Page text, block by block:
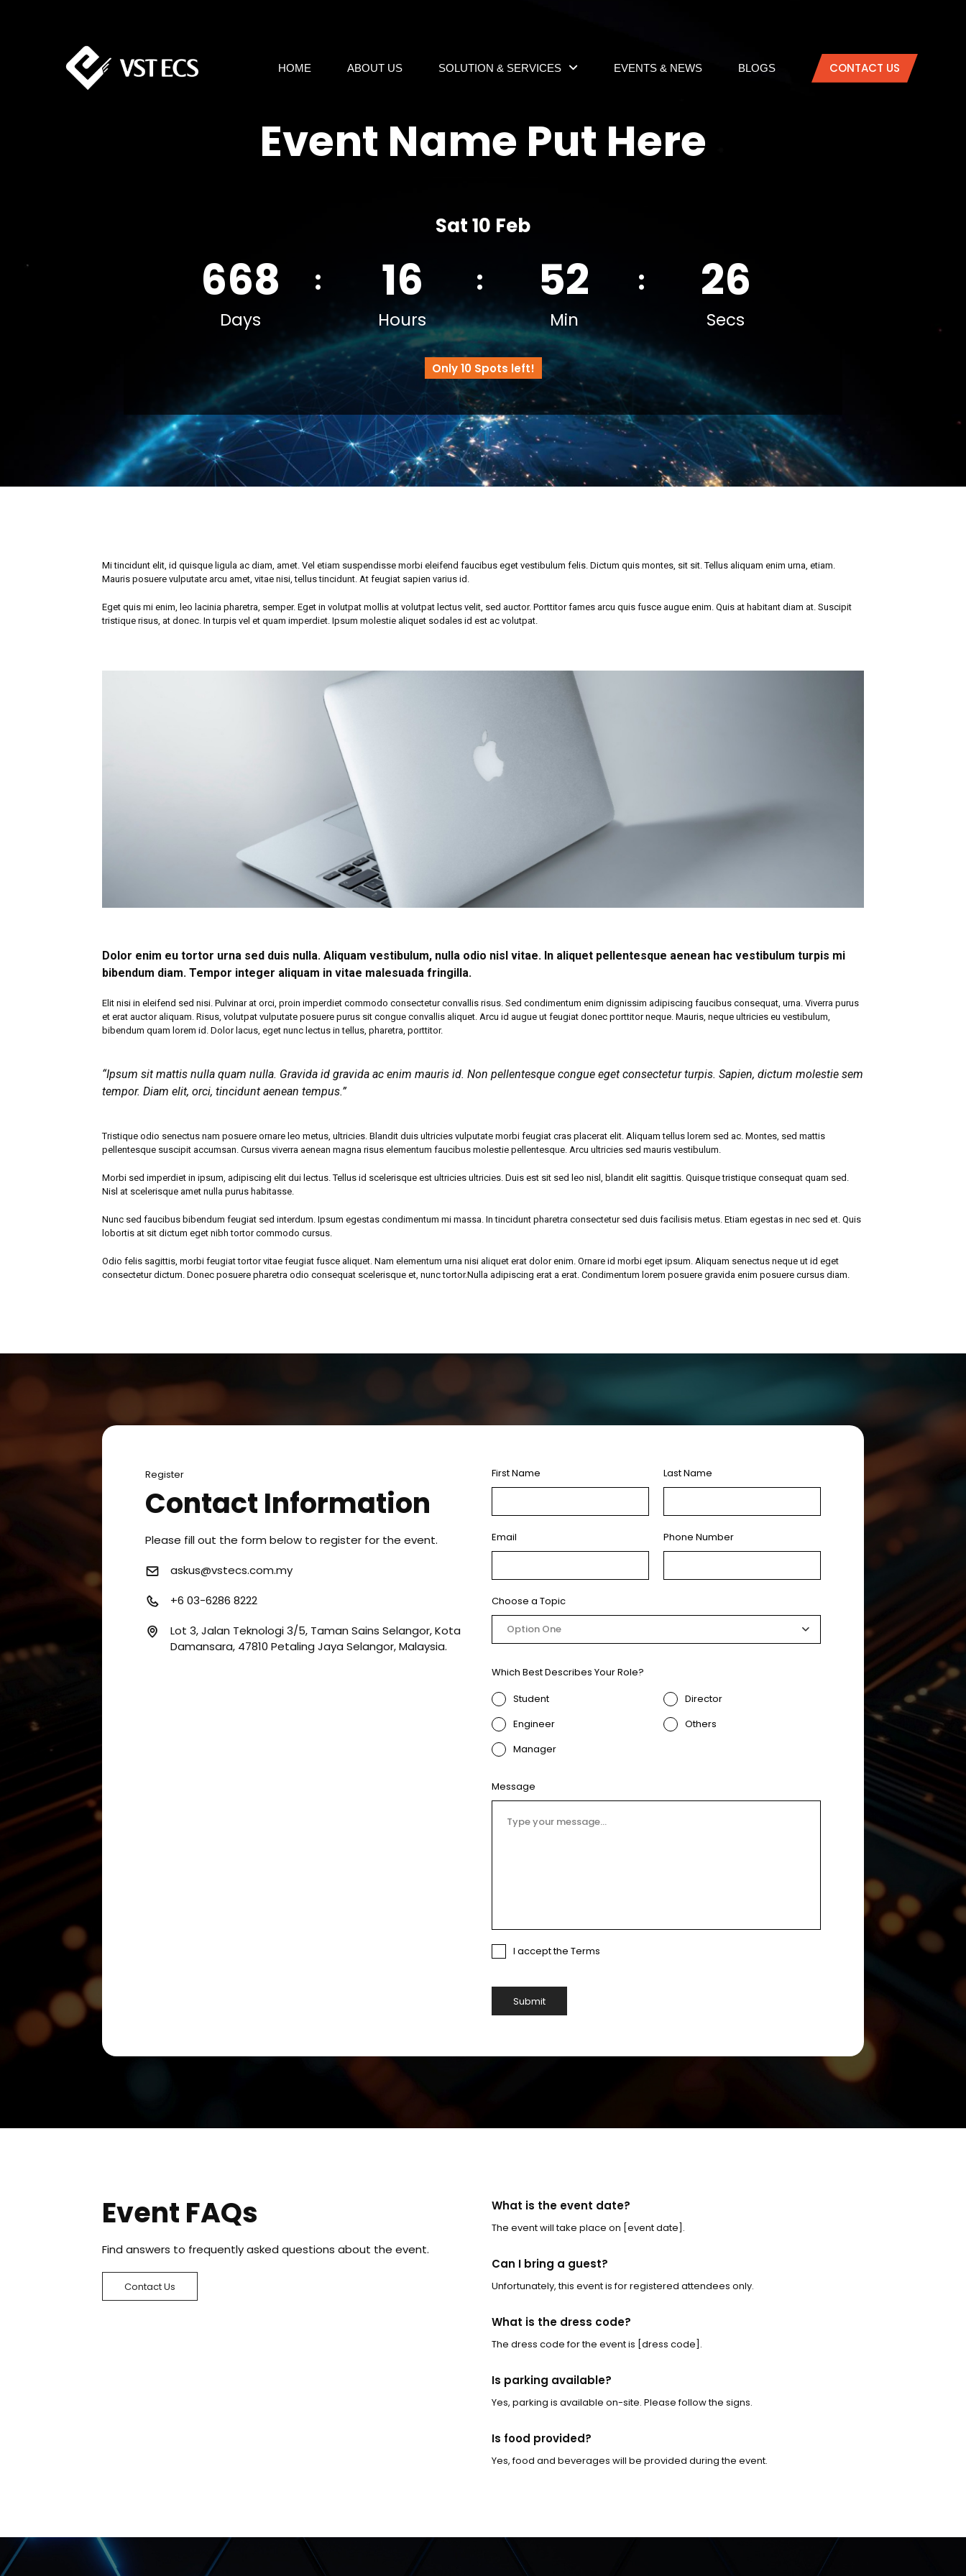
CONTACT US
HOME ABOUT US SOLUTION & SERVICES EVENTS & NEWS BLOGS
Event Name Put Here
Sat 10 Feb
668
Days
16
Hours
52
Min
27
Secs
Only 10 Spots left!
Mi tincidunt elit, id quisque ligula ac diam, amet. Vel etiam suspendisse morbi eleifend faucibus eget vestibulum felis. Dictum quis montes, sit sit. Tellus aliquam enim urna, etiam.
Mauris posuere vulputate arcu amet, vitae nisi, tellus tincidunt. At feugiat sapien varius id.
Eget quis mi enim, leo lacinia pharetra, semper. Eget in volutpat mollis at volutpat lectus velit, sed auctor. Porttitor fames arcu quis fusce augue enim. Quis at habitant diam at. Suscipit
tristique risus, at donec. In turpis vel et quam imperdiet. Ipsum molestie aliquet sodales id est ac volutpat.
Dolor enim eu tortor urna sed duis nulla. Aliquam vestibulum, nulla odio nisl vitae. In aliquet pellentesque aenean hac vestibulum turpis mi
bibendum diam. Tempor integer aliquam in vitae malesuada fringilla.
Elit nisi in eleifend sed nisi. Pulvinar at orci, proin imperdiet commodo consectetur convallis risus. Sed condimentum enim dignissim adipiscing faucibus consequat, urna. Viverra purus
et erat auctor aliquam. Risus, volutpat vulputate posuere purus sit congue convallis aliquet. Arcu id augue ut feugiat donec porttitor neque. Mauris, neque ultricies eu vestibulum,
bibendum quam lorem id. Dolor lacus, eget nunc lectus in tellus, pharetra, porttitor.
“Ipsum sit mattis nulla quam nulla. Gravida id gravida ac enim mauris id. Non pellentesque congue eget consectetur turpis. Sapien, dictum molestie sem
tempor. Diam elit, orci, tincidunt aenean tempus.”
Tristique odio senectus nam posuere ornare leo metus, ultricies. Blandit duis ultricies vulputate morbi feugiat cras placerat elit. Aliquam tellus lorem sed ac. Montes, sed mattis
pellentesque suscipit accumsan. Cursus viverra aenean magna risus elementum faucibus molestie pellentesque. Arcu ultricies sed mauris vestibulum.
Morbi sed imperdiet in ipsum, adipiscing elit dui lectus. Tellus id scelerisque est ultricies ultricies. Duis est sit sed leo nisl, blandit elit sagittis. Quisque tristique consequat quam sed.
Nisl at scelerisque amet nulla purus habitasse.
Nunc sed faucibus bibendum feugiat sed interdum. Ipsum egestas condimentum mi massa. In tincidunt pharetra consectetur sed duis facilisis metus. Etiam egestas in nec sed et. Quis
lobortis at sit dictum eget nibh tortor commodo cursus.
Odio felis sagittis, morbi feugiat tortor vitae feugiat fusce aliquet. Nam elementum urna nisi aliquet erat dolor enim. Ornare id morbi eget ipsum. Aliquam senectus neque ut id eget
consectetur dictum. Donec posuere pharetra odio consequat scelerisque et, nunc tortor.Nulla adipiscing erat a erat. Condimentum lorem posuere gravida enim posuere cursus diam.
Register
Contact Information
Please fill out the form below to register for the event.
askus@vstecs.com.my
+6 03-6286 8222
Lot 3, Jalan Teknologi 3/5, Taman Sains Selangor, Kota
Damansara, 47810 Petaling Jaya Selangor, Malaysia.
First Name Last Name
Email Phone Number
Choose a Topic
Option One
Which Best Describes Your Role?
Student
Director
Engineer
Others
Manager
Message
I accept the Terms
Event FAQs
Find answers to frequently asked questions about the event.
Contact Us
What is the event date?
The event will take place on [event date].
Can I bring a guest?
Unfortunately, this event is for registered attendees only.
What is the dress code?
The dress code for the event is [dress code].
Is parking available?
Yes, parking is available on-site. Please follow the signs.
Is food provided?
Yes, food and beverages will be provided during the event.